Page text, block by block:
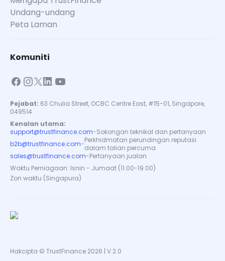
Undang-undang
Peta Laman
Komuniti
Pejabat: 63 Chulia Street, OCBC Centre East, #15-01, Singapore,
049514
Kenalan utama:
support@trustfinance.com-Sokongan teknikal dan pertanyaan
b2b@trustfinance.com-Perkhidmatan perundingan reputasi
dalam talian percuma
sales@trustfinance.com-Pertanyaan jualan
Waktu Perniagaan: Isnin - Jumaat (11.00-19.00)
Zon waktu (Singapura)
Hakcipta © TrustFinance 2026 | V.2.0